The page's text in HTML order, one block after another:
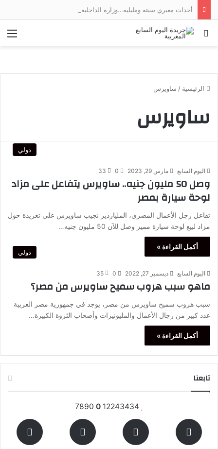
أحداث معبري سبتة ومليلية…وزارة الداخلية توضح
بحث عن
الرئيسية / ساويرس
ساويرس
دولي
اليوم السابع مارس 29, 2023 0
33
وصل 50 مليون جنيه.. ساويرس يتفاعل على مزاد
لوحة سيارة بمصر
تفاعل رجل الأعمال المصري، الملياردير نجيب ساويرس على تغريدة حول
مزاد لبيع لوحة سيارة مميز وصل للآن 50 مليون جنيه…
أكمل القراءة »
دولي
اليوم السابع ديسمبر 27, 2022 0
35
ماهو سبب هروب سميح ساويرس من مصر؟
سبب هروب سميح ساويرس من مصر، يوجد في جمهورية مصر العربية
عدد كبير من رجال الأعمال والمليونيرات وأصحاب الثروة الكبيرة…
أكمل القراءة »
تابعنا
12243434
0